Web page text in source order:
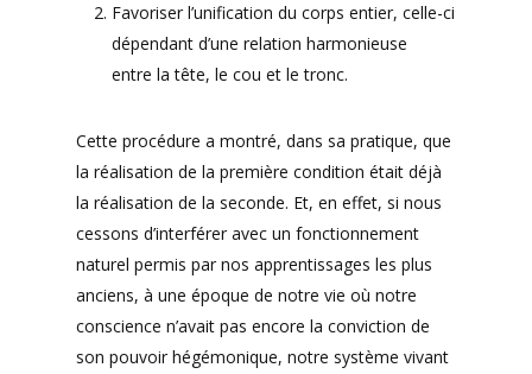
Favoriser l’unification du corps entier, celle-ci
dépendant d’une relation harmonieuse
entre la tête, le cou et le tronc.
Cette procédure a montré, dans sa pratique, que
la réalisation de la première condition était déjà
la réalisation de la seconde. Et, en effet, si nous
cessons d’interférer avec un fonctionnement
naturel permis par nos apprentissages les plus
anciens, à une époque de notre vie où notre
conscience n’avait pas encore la conviction de
son pouvoir hégémonique, notre système vivant